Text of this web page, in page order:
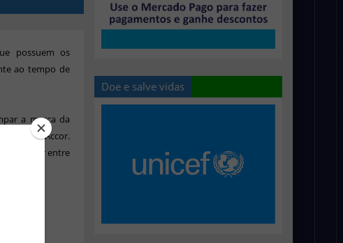
possuem os
ao tempo de
a marca da
da Accor.
a figurar entre
Doe e salve vidas